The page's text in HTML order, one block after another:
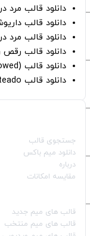
دانلود قالب مرد
دانلود قالب
دانلود قالب مرد
دانلود قالب رقص
دانلود قالب Montagem Chateado (slowed)
دانلود قالب Montagem Chateado
جستجوی قالب
دانلود میم باکس
درباره
مقایسه امکانات
قالب‌ های میم جدید
قالب‌ های میم منتخب